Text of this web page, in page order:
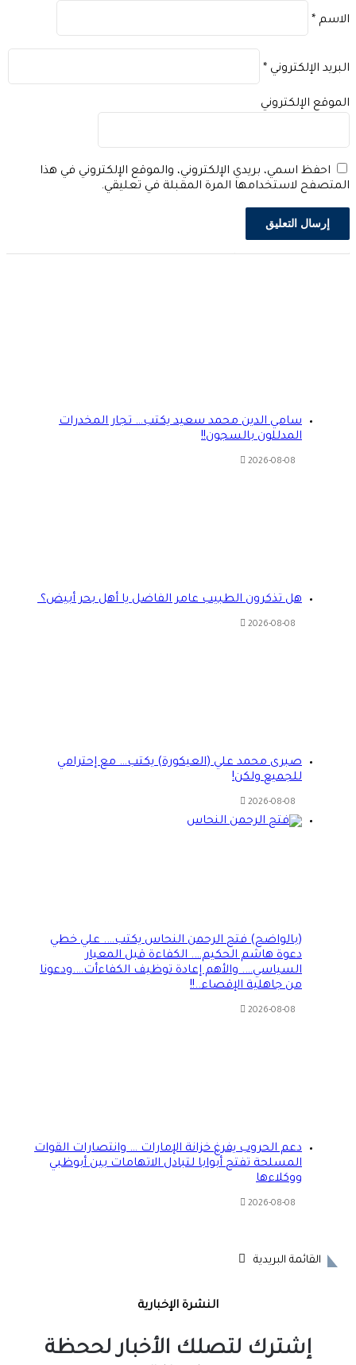
*
الإلكتروني*
الإلكتروني
احفظ اسمي، بريدي الإلكتروني، والموقع الإلكتروني في هذا
لاستخدامها المرة المقبلة في تعليقي.
سامي الدين محمد سعيد يكتب… تجار المخدرات
المدللون بالسجون!!
2026-08-08
هل تذكرون الطبيب عامر الفاضل يا أهل بحر أبيض؟
2026-08-08
صبرى محمد علي (العيكورة) يكتب… مع إحترامي
للجميع ولكن!
2026-08-08
(بالواضح) فتح الرحمن النحاس يكتب…. علي خطي
دعوة هاشم الحكيم…. الكفاءة قبل المعيار
السياسي…. والأهم إعادة توظيف الكفاءأت….ودعونا
من جاهلية الإقصاء..!!
2026-08-08
دعم الحروب يفرغ خزانة الإمارات … وانتصارات القوات
المسلحة تفتح أبوابا لتبادل الاتهامات بين أبوظبي
ووكلاءها
2026-08-08
القائمة البريدية
النشرة الإخبارية
إشترك لتصلك الأخبار لححظة